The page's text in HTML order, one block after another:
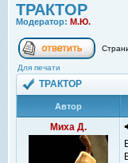
ТРАКТОР
Модератор: М.Ю.
Для печати
ТРАКТОР
Автор
Миха Д.